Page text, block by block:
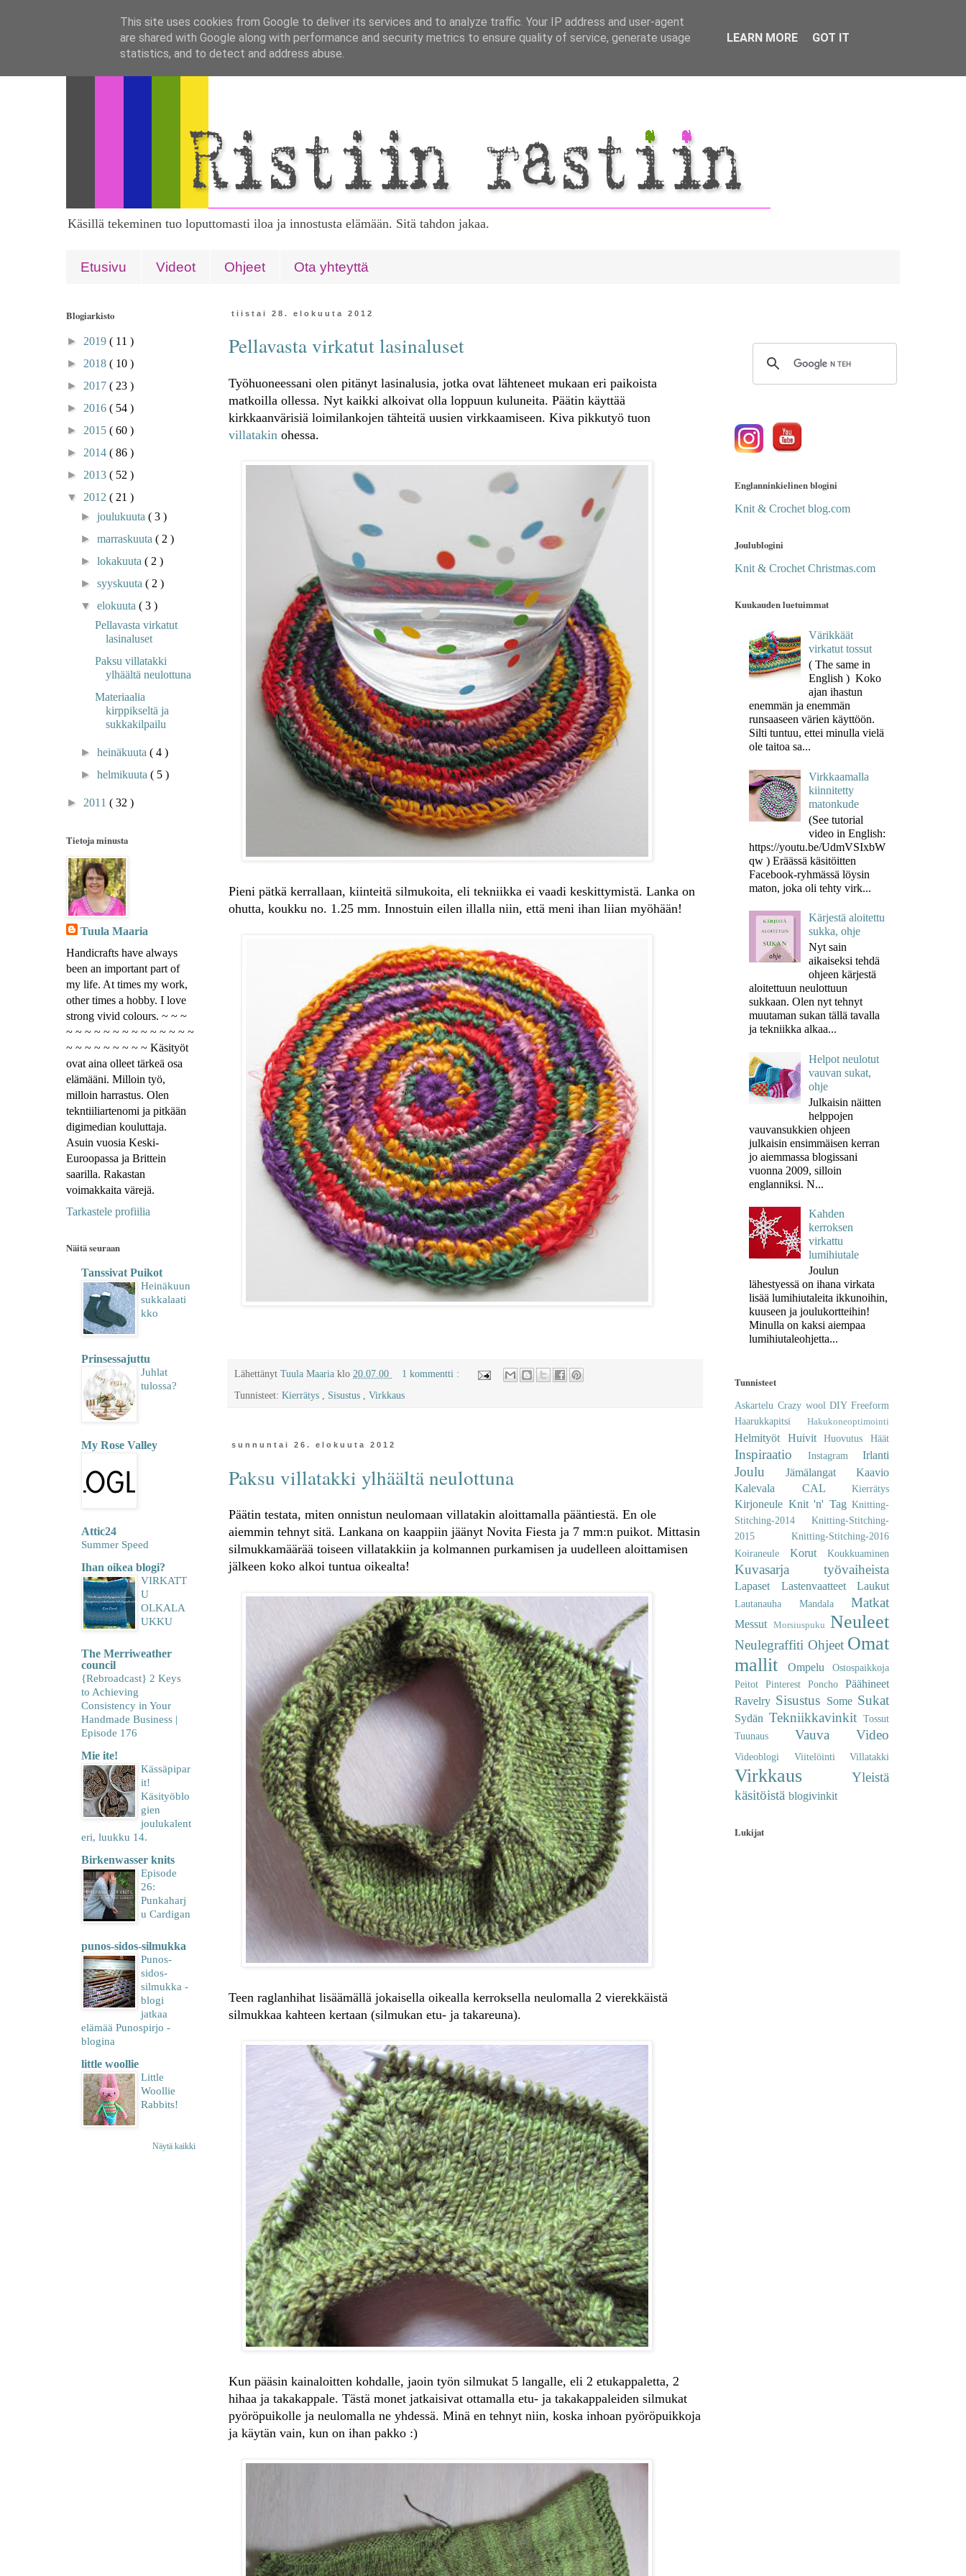
Käsillä tekeminen tuo loputtomasti iloa ja innostusta elämään. Sitä tahdon jakaa.
Etusivu Videot Ohjeet Ota yhteyttä
tiistai 28. elokuuta 2012
Pellavasta virkatut lasinaluset
Työhuoneessani olen pitänyt lasinalusia, jotka ovat lähteneet mukaan eri paikoista
matkoilla ollessa. Nyt kaikki alkoivat olla loppuun kuluneita. Päätin käyttää
kirkkaanvärisiä loimilankojen tähteitä uusien virkkaamiseen. Kiva pikkutyö tuon
villatakin ohessa.
Pieni pätkä kerrallaan, kiinteitä silmukoita, eli tekniikka ei vaadi keskittymistä. Lanka on
ohutta, koukku no. 1.25 mm. Innostuin eilen illalla niin, että meni ihan liian myöhään!
Lähettänyt Tuula Maaria klo 20.07.00
1 kommentti :
Tunnisteet: Kierrätys Sisustus Virkkaus
sunnuntai 26. elokuuta 2012
Paksu villatakki ylhäältä neulottuna
Päätin testata, miten onnistun neulomaan villatakin aloittamalla pääntiestä. En ole
aiemmin tehnyt sitä. Lankana on kaappiin jäänyt Novita Fiesta ja 7 mm:n puikot. Mittasin
silmukkamäärää toiseen villatakkiin ja kolmannen purkamisen ja uudelleen aloittamisen
jälkeen koko alkoi tuntua oikealta!
Teen raglanhihat lisäämällä jokaisella oikealla kerroksella neulomalla 2 vierekkäistä
silmukkaa kahteen kertaan (silmukan etu- ja takareuna).
Kun pääsin kainaloitten kohdalle, jaoin työn silmukat 5 langalle, eli 2 etukappaletta, 2
hihaa ja takakappale. Tästä monet jatkaisivat ottamalla etu- ja takakappaleiden silmukat
pyöröpuikolle ja neulomalla ne yhdessä. Minä en tehnyt niin, koska inhoan pyöröpuikkoja
ja käytän vain, kun on ihan pakko :)
Blogiarkisto
► 2019 ( 11 )
► 2018 ( 10 )
► 2017 ( 23 )
► 2016 ( 54 )
► 2015 ( 60 )
► 2014 ( 86 )
► 2013 ( 52 )
▼ 2012 ( 21 )
►joulukuuta( 3 )
►marraskuuta( 2 )
►lokakuuta( 2 )
►syyskuuta( 2 )
▼elokuuta( 3 )
Pellavasta virkatut
lasinaluset
Paksu villatakki
ylhäältä neulottuna
Materiaalia
kirppikseltä ja
sukkakilpailu
►heinäkuuta( 4 )
►helmikuuta( 5 )
► 2011 ( 32 )
Tietoja minusta
Tuula Maaria
Handicrafts have always
been an important part of
my life. At times my work,
other times a hobby. I love
strong vivid colours. ~ ~ ~
~ ~ ~ ~ ~ ~ ~ ~ ~ ~ ~ ~ ~ ~
~ ~ ~ ~ ~ ~ ~ ~ ~ Käsityöt
ovat aina olleet tärkeä osa
elämääni. Milloin työ,
milloin harrastus. Olen
tekntiiliartenomi ja pitkään
digimedian kouluttaja.
Asuin vuosia Keski-
Euroopassa ja Brittein
saarilla. Rakastan
voimakkaita värejä.
Tarkastele profiilia
Näitä seuraan
Tanssivat Puikot
Heinäkuun
sukkalaati
kko
Prinsessajuttu
Juhlat
tulossa?
My Rose Valley
Attic24
Summer Speed
Ihan oikea blogi?
VIRKATT
U
OLKALA
UKKU
The Merriweather
council
{Rebroadcast} 2 Keys
to Achieving
Consistency in Your
Handmade Business |
Episode 176
Mie ite!
Kässäpipar
it!
Käsityöblo
gien
joulukalent
eri, luukku 14.
Birkenwasser knits
Episode
26:
Punkaharj
u Cardigan
punos-sidos-silmukka
Punos-
sidos-
silmukka -
blogi
jatkaa
elämää Punospirjo -
blogina
little woollie
Little
Woollie
Rabbits!
Näytä kaikki
Englanninkielinen blogini
Knit & Crochet blog.com
Joulublogini
Knit & Crochet Christmas.com
Kuukauden luetuimmat
Värikkäät
virkatut tossut
( The same in
English ) Koko
ajan ihastun
enemmän ja enemmän
runsaaseen värien käyttöön.
Silti tuntuu, ettei minulla vielä
ole taitoa sa...
Virkkaamalla
kiinnitetty
matonkude
(See tutorial
video in English:
https://youtu.be/UdmVSIxbW
qw ) Eräässä käsitöitten
Facebook-ryhmässä löysin
maton, joka oli tehty virk...
Kärjestä aloitettu
sukka, ohje
Nyt sain
aikaiseksi tehdä
ohjeen kärjestä
aloitettuun neulottuun
sukkaan. Olen nyt tehnyt
muutaman sukan tällä tavalla
ja tekniikka alkaa...
Helpot neulotut
vauvan sukat,
ohje
Julkaisin näitten
helppojen
vauvansukkien ohjeen
julkaisin ensimmäisen kerran
jo aiemmassa blogissani
vuonna 2009, silloin
englanniksi. N...
Kahden
kerroksen
virkattu
lumihiutale
Joulun
lähestyessä on ihana virkata
lisää lumihiutaleita ikkunoihin,
kuuseen ja joulukortteihin!
Minulla on kaksi aiempaa
lumihiutaleohjetta...
Tunnisteet
Askartelu Crazy woolDIY Freeform
Haarukkapitsi Hakukoneoptimointi
Helmityöt HuivitHuovutusHäät
Inspiraatio Instagram Irlanti
Joulu Jämälangat Kaavio
Kalevala CAL Kierrätys
Kirjoneule Knit 'n' Tag Knitting-
Stitching-2014 Knitting-Stitching-
2015 Knitting-Stitching-2016
Koiraneule Korut Koukkuaminen
Kuvasarja työvaiheista
Lapaset Lastenvaatteet Laukut
Lautanauha Mandala Matkat
Messut Morsiuspuku Neuleet
Neulegraffiti Ohjeet Omat
mallit
Ompelu Ostospaikkoja
Peitot Pinterest Poncho Päähineet
Ravelry Sisustus Some Sukat
Sydän Tekniikkavinkit Tossut
Tuunaus Vauva Video
Videoblogi Viitelöinti Villatakki
Virkkaus
Yleistä
käsitöistä blogivinkit
Lukijat
This site uses cookies from Google to deliver its services and to analyze traffic. Your IP address and user-agent
are shared with Google along with performance and security metrics to ensure quality of service, generate usage
statistics, and to detect and address abuse.
LEARN MORE GOT IT